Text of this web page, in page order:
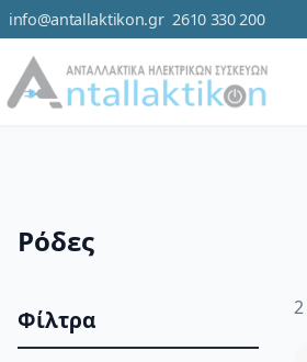
Μετάβαση στο περιεχόμενο
info@antallaktikon.gr 2610 330 200
Ρόδες
Φίλτρα
2